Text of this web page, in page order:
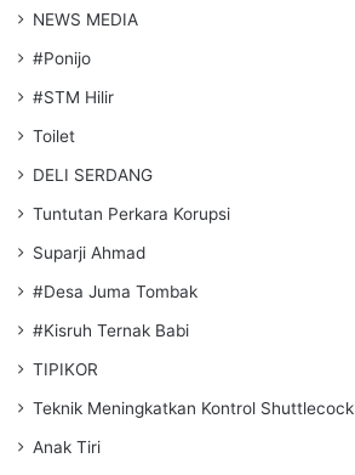
NEWS MEDIA
#Ponijo
#STM Hilir
Toilet
DELI SERDANG
Tuntutan Perkara Korupsi
Suparji Ahmad
#Desa Juma Tombak
#Kisruh Ternak Babi
TIPIKOR
Teknik Meningkatkan Kontrol Shuttlecock
Anak Tiri